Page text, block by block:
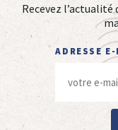
Recevez
ADRESSE